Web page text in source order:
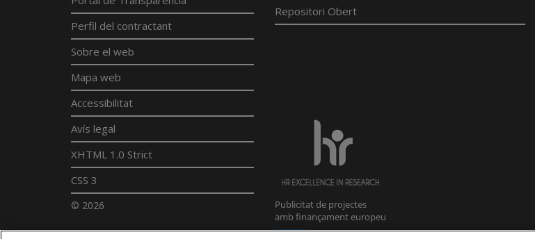
Perfil del contractant
Sobre el web
Mapa web
Accessibilitat
Avís legal
XHTML 1.0 Strict
CSS 3
© 2026
Repositori Obert